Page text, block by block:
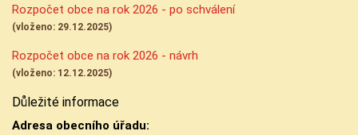
Rozpočet obce na rok 2026 - po schválení
(vloženo: 29.12.2025)
Rozpočet obce na rok 2026 - návrh
(vloženo: 12.12.2025)
Důležité informace
Adresa obecního úřadu: